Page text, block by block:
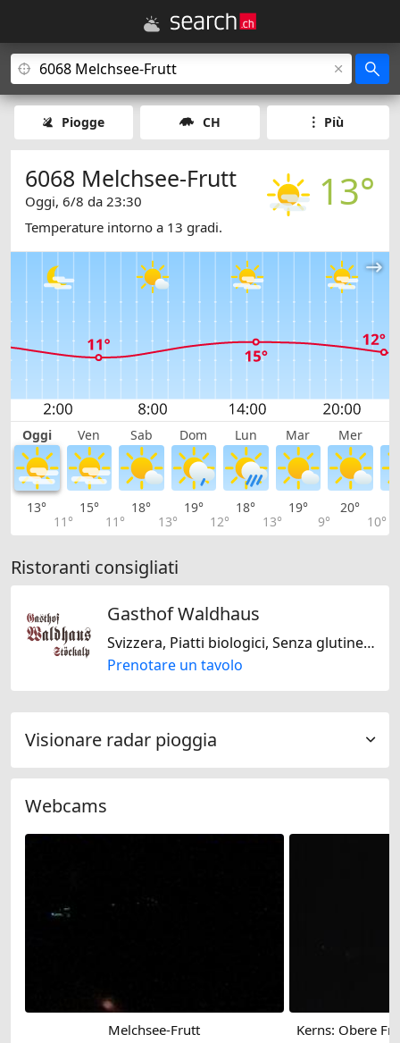
Piogge CH Più
13°
6068 Melchsee-Frutt
Oggi, 6/8 da 23:30
Temperature intorno a 13 gradi.
Oggi Ven Sab Dom Lun Mar Mer
13°
11°
15°
11°
18°
13°
19°
12°
18°
13°
19°
9°
20°
10°
Ristoranti consigliati
Gasthof Waldhaus
Svizzera, Piatti biologici, Senza glutine, Senza lattosio, Senza noci
Prenotare un tavolo
Visionare radar pioggia
Webcams
Melchsee-Frutt